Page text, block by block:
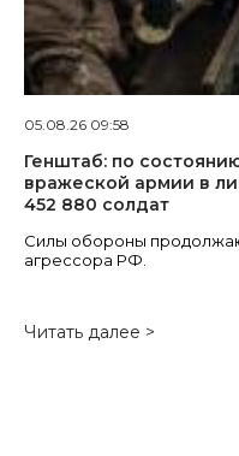
05.08.26 09:58
Генштаб: по
вражеской армии в
452 880 солдат
Силы обороны
агрессора РФ.
Читать далее >